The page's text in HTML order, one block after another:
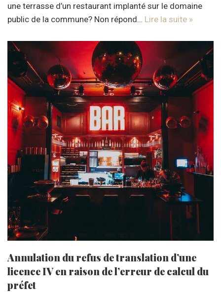
une terrasse d’un restaurant implanté sur le domaine
public de la commune? Non répond… Lire la suite »
Annulation du refus de translation d’une
licence IV en raison de l’erreur de calcul du
préfet